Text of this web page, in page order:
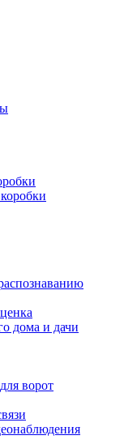
дома и дачи
ворот